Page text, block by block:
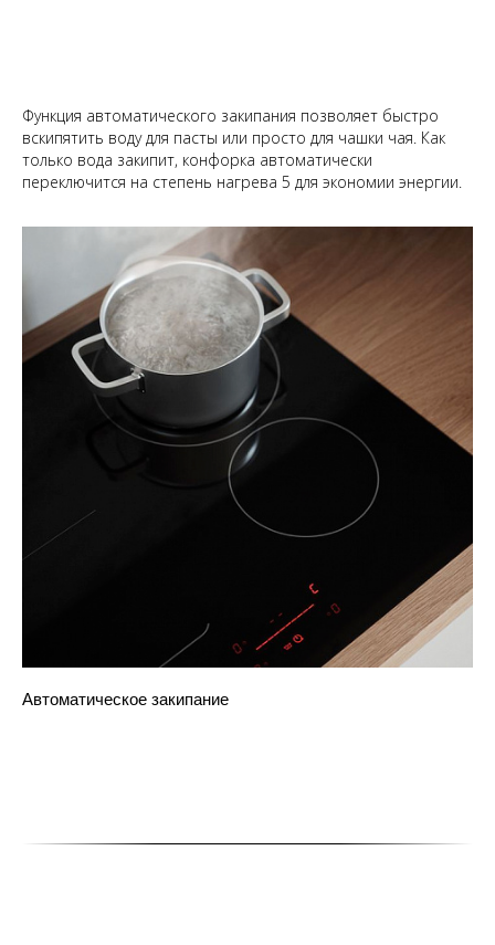
Функция автоматического закипания позволяет быстро
вскипятить воду для пасты или просто для чашки чая. Как
только вода закипит, конфорка автоматически
переключится на степень нагрева 5 для экономии энергии.
Автоматическое закипание